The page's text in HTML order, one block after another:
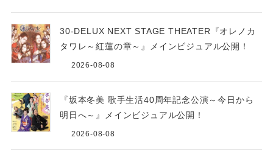
30-DELUX NEXT STAGE THEATER『オレノカ
タワレ～紅蓮の章～』メインビジュアル公開！
2026-08-08
『坂本冬美 歌手生活40周年記念公演～今日から
明日へ～』メインビジュアル公開！
2026-08-08